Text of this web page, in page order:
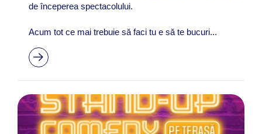
de începerea spectacolului.
Acum tot ce mai trebuie să faci tu e să te bucuri...